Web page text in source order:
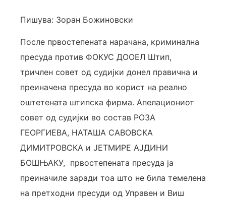
Пишува: Зоран Божиновски
После првостепената нарачана, криминална
пресуда против ФОКУС ДООЕЛ Штип,
тричлен совет од судијки донел правична и
преиначена пресуда во корист на реално
оштетената штипска фирма. Апелациониот
совет од судијки во состав РОЗА
ГЕОРГИЕВА, НАТАША САВОВСКА
ДИМИТРОВСКА и ЈЕТМИРЕ АЈДИНИ
БОШЊАКУ, првостепената пресуда ја
преиначиле заради тоа што не била темелена
на претходни пресуди од Управен и Виш